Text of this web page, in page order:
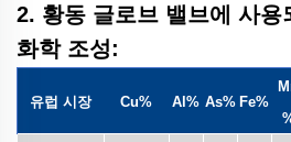
2. 황동 글로브 밸브에 사용
화학 조성:
유럽 시장 Cu% Al% As% Fe%